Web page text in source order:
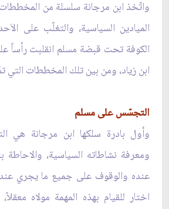
واتّخذ ابن مرجانة سلسلة من
الميادين السياسية، والتغلّب على
الكوفة تحت قبضة مسلم انقلبت
ابن زياد، ومن بين تلك المخططات التي
التجسّس على مسلم
وأول بادرة سلكها ابن مرجانة هي
ومعرفة نشاطاته السياسية، والاحاطة
عنده والوقوف على جميع ما يجري
اختار للقيام بهذه المهمة مولاه